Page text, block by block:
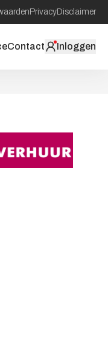
PrivacyDisclaimer
Contact Inloggen